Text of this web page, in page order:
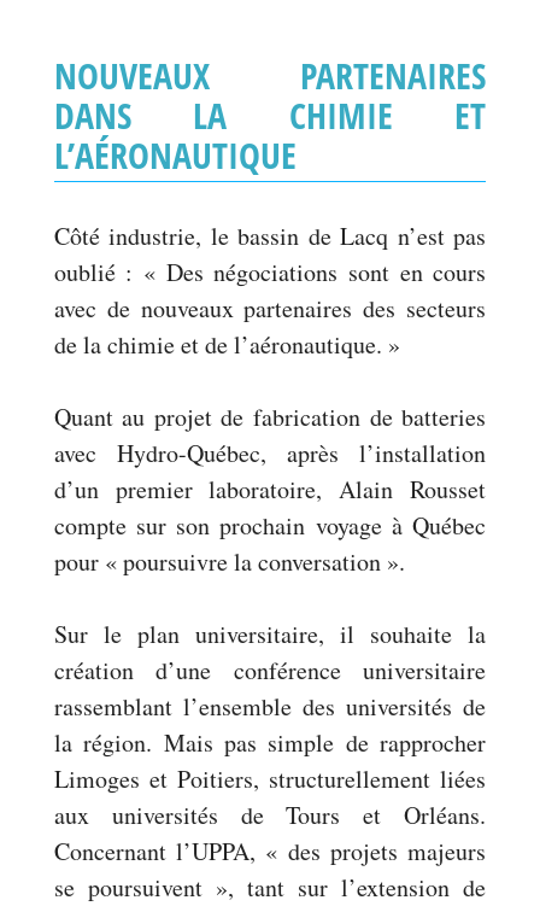
NOUVEAUX PARTENAIRES
DANS LA CHIMIE ET
L’AÉRONAUTIQUE
Côté industrie, le bassin de Lacq n’est pas
oublié : « Des négociations sont en cours
avec de nouveaux partenaires des secteurs
de la chimie et de l’aéronautique. »
Quant au projet de fabrication de batteries
avec Hydro-Québec, après l’installation
d’un premier laboratoire, Alain Rousset
compte sur son prochain voyage à Québec
pour « poursuivre la conversation ».
Sur le plan universitaire, il souhaite la
création d’une conférence universitaire
rassemblant l’ensemble des universités de
la région. Mais pas simple de rapprocher
Limoges et Poitiers, structurellement liées
aux universités de Tours et Orléans.
Concernant l’UPPA, « des projets majeurs
se poursuivent », tant sur l’extension de